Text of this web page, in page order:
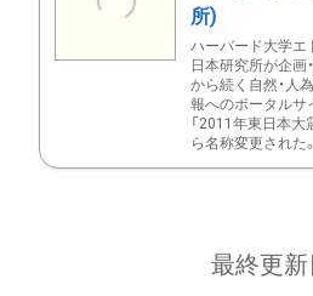
所)
ハーバード大学エ
日本研究所が企画
から続く自然・人
報へのポータルサ
「2011年東日本大
ら名称変更された。
最終更新